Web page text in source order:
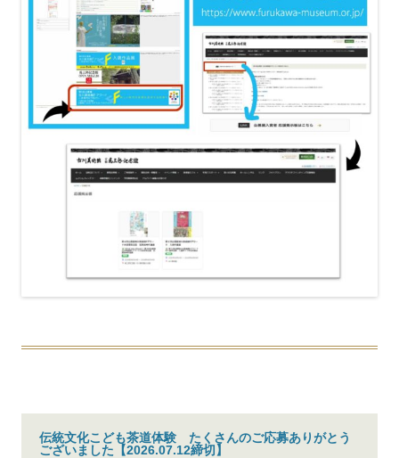
伝統文化こども茶道体験 たくさんのご応募ありがとう
ございました【2026.07.12締切】